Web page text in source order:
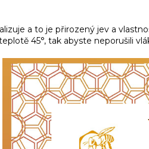
a to je přirozený jev a
45°, tak abyste neporušili